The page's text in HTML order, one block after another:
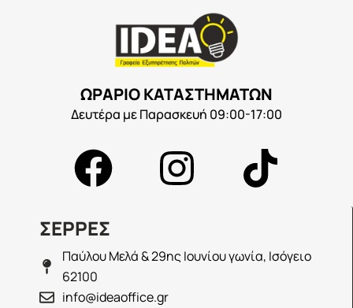
ΩΡΑΡΙΟ ΚΑΤΑΣΤΗΜΑΤΩΝ
Δευτέρα με Παρασκευή 09:00-17:00
ΣΕΡΡΕΣ
Παύλου Μελά & 29ης Ιουνίου γωνία, Ισόγειο
62100
info@ideaoffice.gr